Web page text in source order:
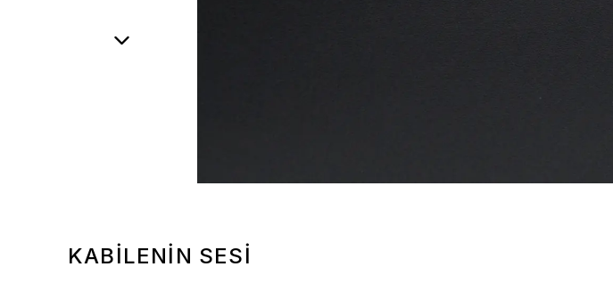
KABİLENİN SESİ